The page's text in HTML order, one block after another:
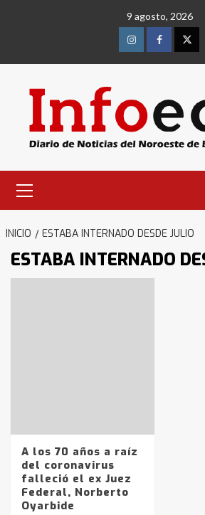
9 agosto, 2026
InstagramFacebook
primario
INICIO ESTABA INTERNADO DESDE JULIO
ESTABA INTERNADO
A los 70 años a raíz
del coronavirus
falleció el ex Juez
Federal, Norberto
Oyarbide
4
Accidente en Ruta 5:
joven de Trenque